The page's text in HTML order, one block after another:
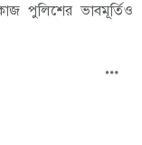
পুলিশের ভাবমূর্তিও